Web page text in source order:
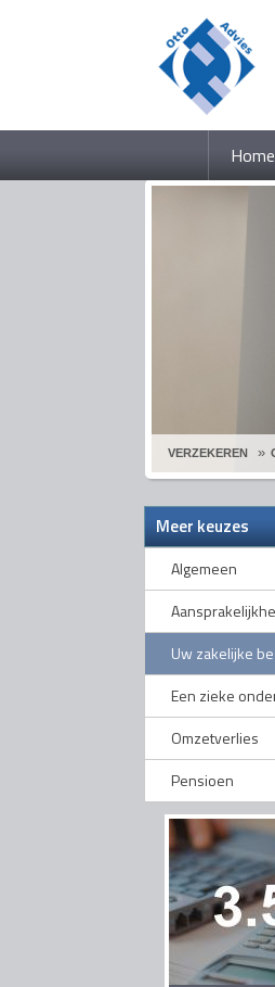
VERZEKEREN
Home
Meer keuzes
Algemeen
Uw zakelijke
Een zieke
Omzetverlies
Pensioen